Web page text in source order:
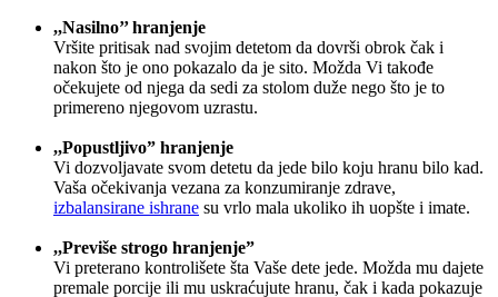
,,Nasilno’’ hranjenje
Vršite pritisak nad svojim detetom da dovrši obrok čak i
nakon što je ono pokazalo da je sito. Možda Vi takođe
očekujete od njega da sedi za stolom duže nego što je to
primereno njegovom uzrastu.
,,Popustljivo” hranjenje
Vi dozvoljavate svom detetu da jede bilo koju hranu bilo kad.
Vaša očekivanja vezana za konzumiranje zdrave,
izbalansirane ishrane su vrlo mala ukoliko ih uopšte i imate.
,,Previše strogo hranjenje”
Vi preterano kontrolišete šta Vaše dete jede. Možda mu dajete
premale porcije ili mu uskraćujute hranu, čak i kada pokazuje